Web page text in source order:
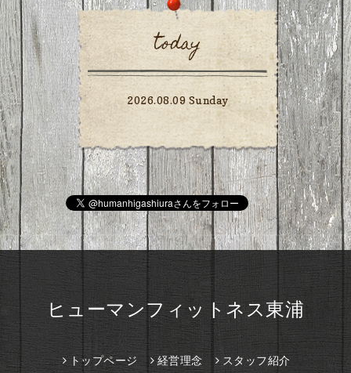
today
2026.08.09 Sunday
ヒューマンフィットネス東浦
トップページ 経営理念 スタッフ紹介